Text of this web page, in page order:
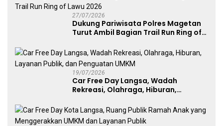
27/07/2026
Dukung Pariwisata Polres Magetan
Turut Ambil Bagian Trail Run Ring of
19/07/2026
Car Free Day Langsa, Wadah
Rekreasi, Olahraga, Hiburan,
UMKM